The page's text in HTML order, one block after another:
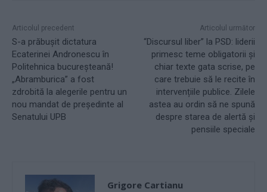
Articolul precedent
S-a prăbușit dictatura
Ecaterinei Andronescu în
Politehnica bucureșteană!
„Abramburica” a fost
zdrobită la alegerile pentru un
nou mandat de președinte al
Senatului UPB
Articolul următor
“Discursul liber” la PSD: liderii
primesc teme obligatorii și
chiar texte gata scrise, pe
care trebuie să le recite în
intervențiile publice. Zilele
astea au ordin să ne spună
despre starea de alertă și
pensiile speciale
Grigore Cartianu